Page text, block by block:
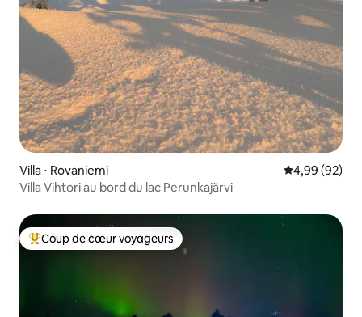
Villa ⋅ Rovaniemi Évaluation
4,99 (92)
Villa Vihtori au bord du lac Perunkajärvi
Coups de cœur voyageurs les plus appréciés
Coup de cœur voyageurs